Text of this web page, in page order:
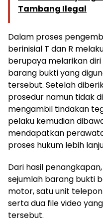
Tambang Ilegal
Dalam proses
berinisial T dan R
berupaya melarikan
barang bukti yang
tersebut. Setelah
prosedur namun tidak
mengambil tindakan
pelaku kemudian
mendapatkan
proses hukum lebih
Dari hasil
sejumlah barang bukti
motor, satu unit
serta dua file video
tersebut.